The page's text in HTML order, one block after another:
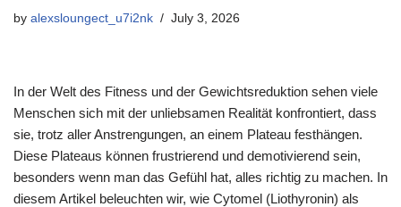
by alexsloungect_u7i2nk July 3, 2026
In der Welt des Fitness und der Gewichtsreduktion sehen viele
Menschen sich mit der unliebsamen Realität konfrontiert, dass
sie, trotz aller Anstrengungen, an einem Plateau festhängen.
Diese Plateaus können frustrierend und demotivierend sein,
besonders wenn man das Gefühl hat, alles richtig zu machen. In
diesem Artikel beleuchten wir, wie Cytomel (Liothyronin) als